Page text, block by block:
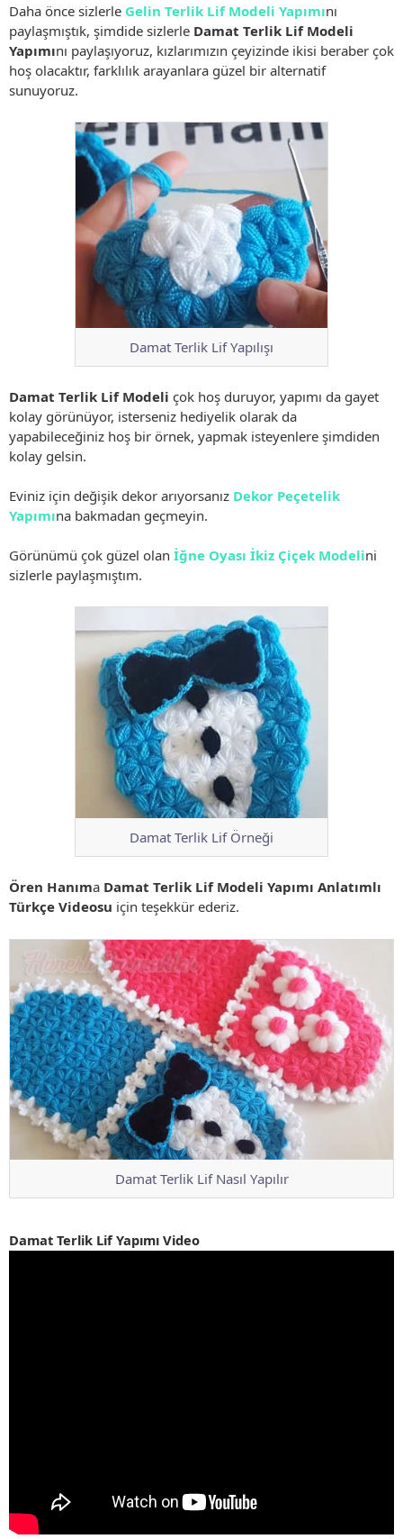
Daha önce sizlerle Gelin Terlik Lif Modeli Yapımını
paylaşmıştık, şimdide sizlerle Damat Terlik Lif Modeli
Yapımını paylaşıyoruz, kızlarımızın çeyizinde ikisi beraber çok
hoş olacaktır, farklılık arayanlara güzel bir alternatif
sunuyoruz.
Damat Terlik Lif Yapılışı
Damat Terlik Lif Modeli çok hoş duruyor, yapımı da gayet
kolay görünüyor, isterseniz hediyelik olarak da
yapabileceğiniz hoş bir örnek, yapmak isteyenlere şimdiden
kolay gelsin.
Eviniz için değişik dekor arıyorsanız Dekor Peçetelik
Yapımına bakmadan geçmeyin.
Görünümü çok güzel olan İğne Oyası İkiz Çiçek Modelini
sizlerle paylaşmıştım.
Damat Terlik Lif Örneği
Ören Hanıma Damat Terlik Lif Modeli Yapımı Anlatımlı
Türkçe Videosu için teşekkür ederiz.
Damat Terlik Lif Nasıl Yapılır
Damat Terlik Lif Yapımı Video